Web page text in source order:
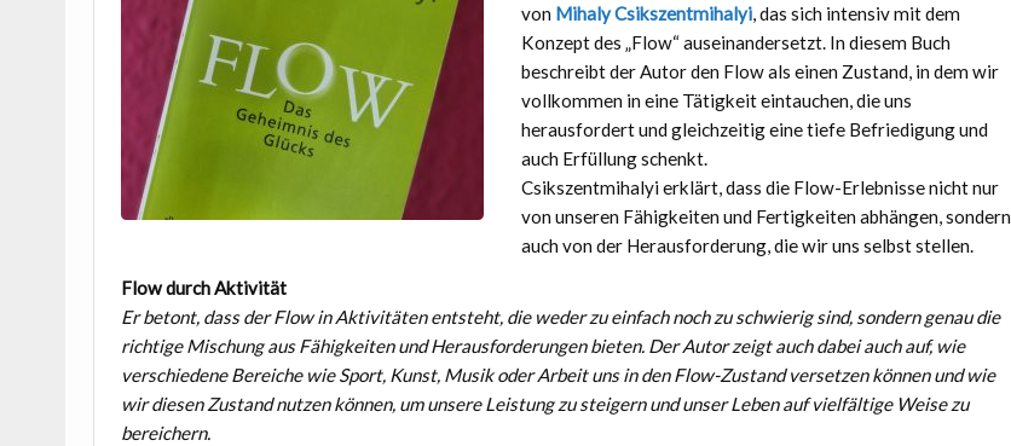
von Mihaly Csikszentmihalyi, das sich intensiv mit dem
Konzept des „Flow“ auseinandersetzt. In diesem Buch
beschreibt der Autor den Flow als einen Zustand, in dem wir
vollkommen in eine Tätigkeit eintauchen, die uns
herausfordert und gleichzeitig eine tiefe Befriedigung und
auch Erfüllung schenkt.
Csikszentmihalyi erklärt, dass die Flow-Erlebnisse nicht nur
von unseren Fähigkeiten und Fertigkeiten abhängen, sondern
auch von der Herausforderung, die wir uns selbst stellen.
Flow durch Aktivität
Er betont, dass der Flow in Aktivitäten entsteht, die weder zu einfach noch zu schwierig sind, sondern genau die
richtige Mischung aus Fähigkeiten und Herausforderungen bieten. Der Autor zeigt auch dabei auch auf, wie
verschiedene Bereiche wie Sport, Kunst, Musik oder Arbeit uns in den Flow-Zustand versetzen können und wie
wir diesen Zustand nutzen können, um unsere Leistung zu steigern und unser Leben auf vielfältige Weise zu
bereichern.